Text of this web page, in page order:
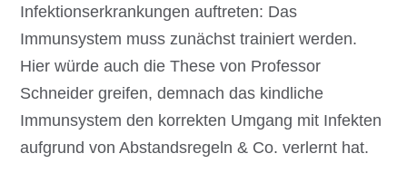
Infektionserkrankungen auftreten: Das
Immunsystem muss zunächst trainiert werden.
Hier würde auch die These von Professor
Schneider greifen, demnach das kindliche
Immunsystem den korrekten Umgang mit Infekten
aufgrund von Abstandsregeln & Co. verlernt hat.